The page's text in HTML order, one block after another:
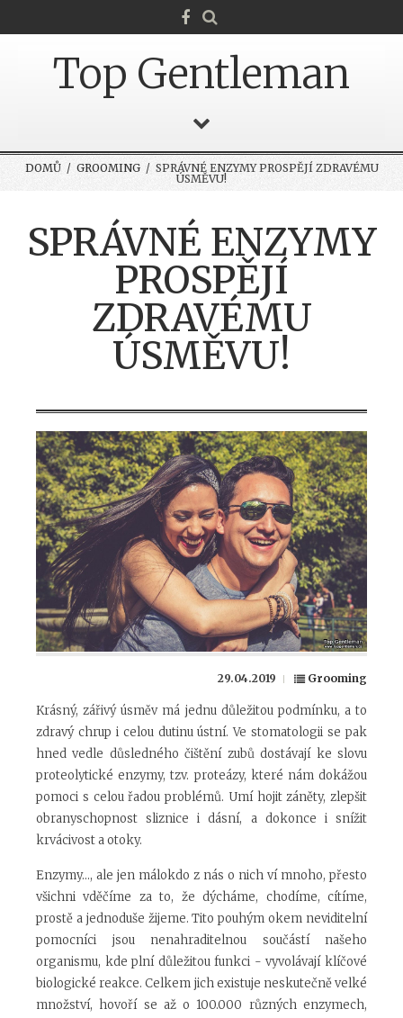
Top Gentleman
DOMŮ/ GROOMING/ SPRÁVNÉ ENZYMY PROSPĚJÍ ZDRAVÉMU
ÚSMĚVU!
SPRÁVNÉ ENZYMY
PROSPĚJÍ
ZDRAVÉMU
ÚSMĚVU!
29.04.2019 Grooming
Krásný, zářivý úsměv má jednu důležitou podmínku, a to
zdravý chrup i celou dutinu ústní. Ve stomatologii se pak
hned vedle důsledného čištění zubů dostávají ke slovu
proteolytické enzymy, tzv. proteázy, které nám dokážou
pomoci s celou řadou problémů. Umí hojit záněty, zlepšit
obranyschopnost sliznice i dásní, a dokonce i snížit
krvácivost a otoky.
Enzymy..., ale jen málokdo z nás o nich ví mnoho, přesto
všichni vděčíme za to, že dýcháme, chodíme, cítíme,
prostě a jednoduše žijeme. Tito pouhým okem neviditelní
pomocníci jsou nenahraditelnou součástí našeho
organismu, kde plní důležitou funkci - vyvolávají klíčové
biologické reakce. Celkem jich existuje neskutečně velké
množství, hovoří se až o 100.000 různých enzymech,